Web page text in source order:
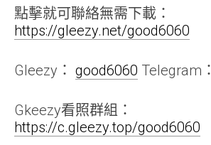
點擊就可聯絡無需下載：
https://gleezy.net/good6060
Gleezy： good6060 Telegram：
Gkeezy看照群組：
https://c.gleezy.top/good6060